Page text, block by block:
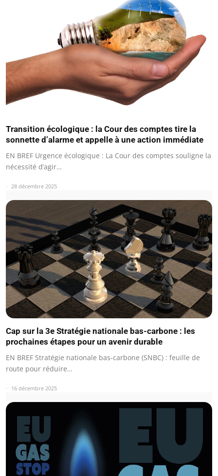
Transition écologique : la Cour des comptes tire la
sonnette d’alarme et appelle à une action immédiate
EN BREF Urgence écologique : La Cour des comptes souligne la
nécessité d’agir…
28 décembre 2025
Cap sur la 3e Stratégie nationale bas-carbone : les
prochaines étapes pour un avenir durable
EN BREF Stratégie nationale bas-carbone (SNBC) : feuille de
route pour réduire…
16 décembre 2025